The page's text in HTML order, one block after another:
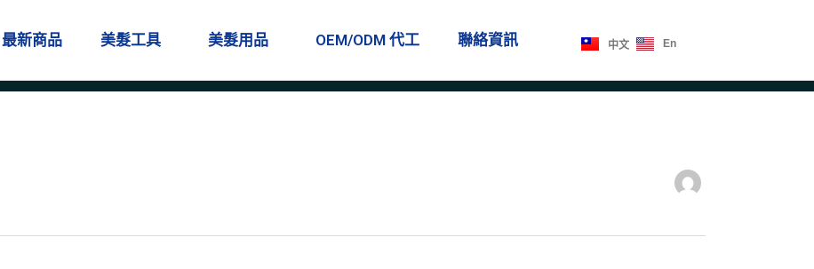
最新商品 美髮工具 美髮用品 OEM/ODM 代工 聯絡資訊 中文 En